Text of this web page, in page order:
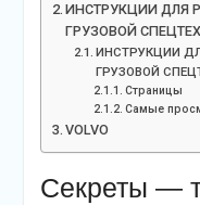
ИНСТРУКЦИИ ДЛЯ
ГРУЗОВОЙ
ИНСТРУКЦИИ
ГРУЗОВОЙ
Страницы
Cамые
VOLVO
Секреты —